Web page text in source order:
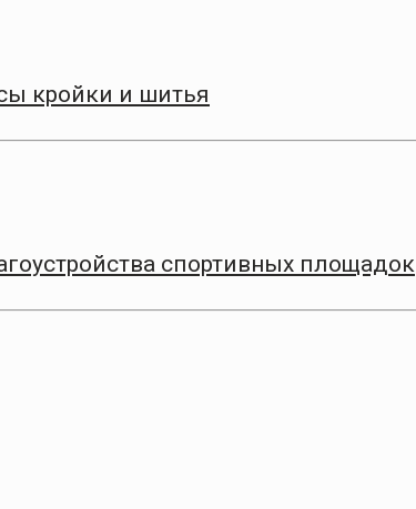
кройки и шитья
спортивных площадок